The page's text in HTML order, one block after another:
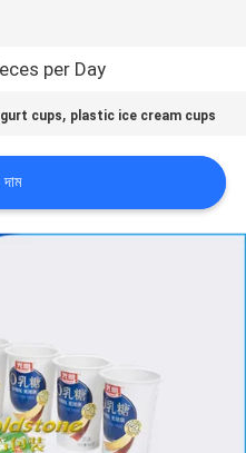
per Day
cups, plastic ice cream cups